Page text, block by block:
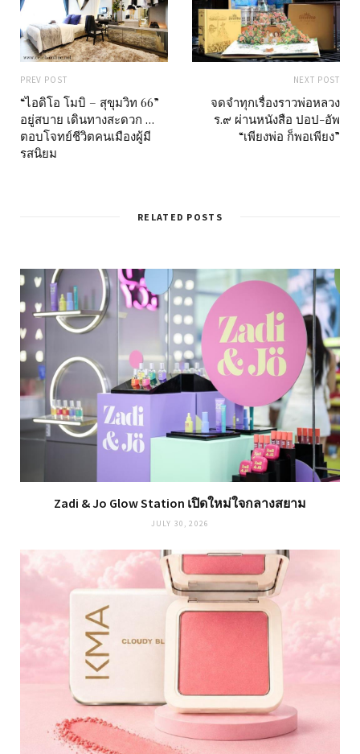
PREV POST
“ไอดิโอ โมบิ – สุขุมวิท 66”
อยู่สบาย เดินทางสะดวก …
ตอบโจทย์ชีวิตคนเมืองผู้มี
รสนิยม
NEXT POST
จดจำทุกเรื่องราวพ่อหลวง
ร.๙ ผ่านหนังสือ ปอป-อัพ
“เพียงพ่อ ก็พอเพียง”
RELATED POSTS
Zadi & Jo Glow Station เปิดใหม่ใจกลางสยาม
JULY 30, 2026